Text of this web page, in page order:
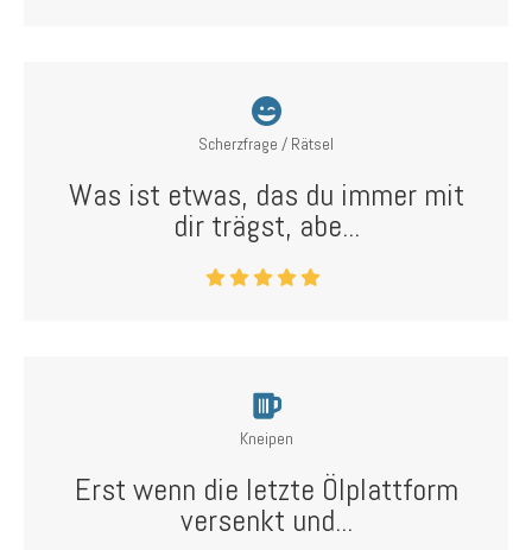
Scherzfrage / Rätsel
Was ist etwas, das du immer mit
dir trägst, abe...
Kneipen
Erst wenn die letzte Ölplattform
versenkt und...